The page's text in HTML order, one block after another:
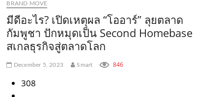
o
k
.
c
o
e
.
c
o
m
a
m
.
c
o
m
BRAND MOVE
มีดีอะไร? เปิดเหตุผล “โออาร์” ลุยตลาด
กัมพูชา ปักหมุดเป็น Second Homebase
สเกลธุรกิจสู่ตลาดโลก
December 5, 2023 Smart 846
308